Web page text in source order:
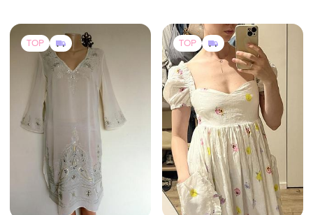
269 грн
Monsoon
Гарна шифонова
сукня,туніка,monsoon
2600 грн
3800 грн -32%
Сукня daily sleeper